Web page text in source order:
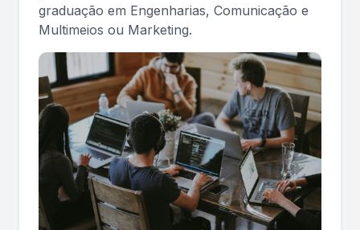
graduação em Engenharias, Comunicação e
Multimeios ou Marketing.